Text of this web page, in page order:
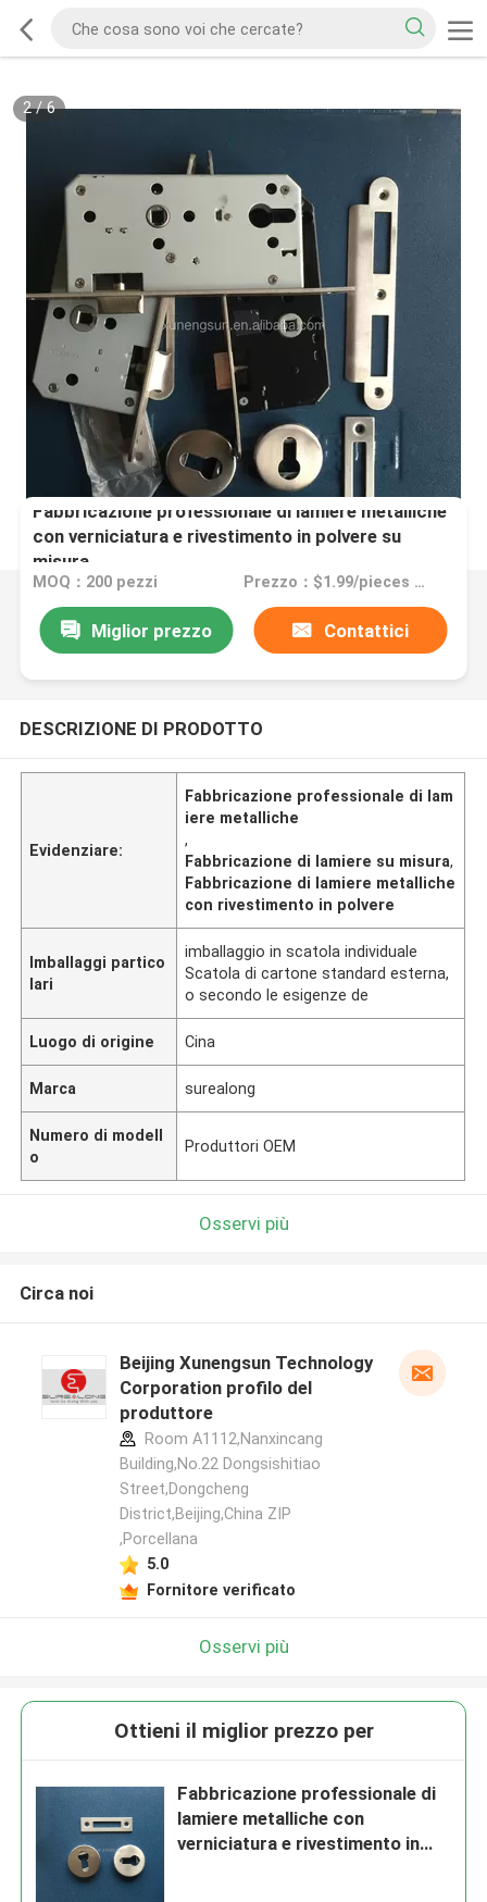
2/6
Fabbricazione professionale di lamiere metalliche
con verniciatura e rivestimento in polvere su
misura
MOQ：200 pezzi Prezzo：$1.99/pieces 200-4999 pieces
Miglior prezzo Contattici
DESCRIZIONE DI PRODOTTO
Evidenziare:
Fabbricazione professionale di lam
iere metalliche
,
Fabbricazione di lamiere su misura,
Fabbricazione di lamiere metalliche
con rivestimento in polvere
Imballaggi partico
lari
imballaggio in scatola individuale
Scatola di cartone standard esterna,
o secondo le esigenze de
Luogo di origine Cina
Marca surealong
Numero di modell
o
Produttori OEM
Osservi più
Circa noi
Beijing Xunengsun Technology
Corporation profilo del
produttore
Room A1112,Nanxincang
Building,No.22 Dongsishitiao
Street,Dongcheng
District,Beijing,China ZIP
,Porcellana
5.0
Fornitore verificato
Osservi più
Ottieni il miglior prezzo per
Fabbricazione professionale di
lamiere metalliche con
verniciatura e rivestimento in